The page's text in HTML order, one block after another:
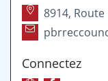
8914, Route
Connectez